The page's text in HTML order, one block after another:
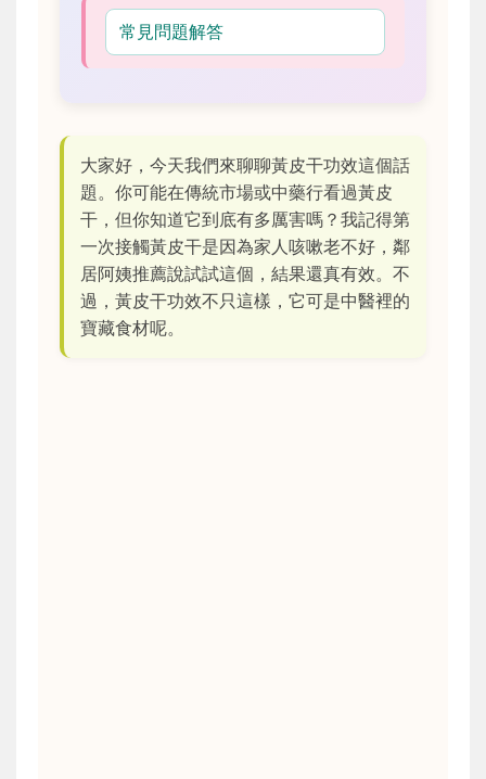
常見問題解答
大家好，今天我們來聊聊黃皮干功效這個話
題。你可能在傳統市場或中藥行看過黃皮
干，但你知道它到底有多厲害嗎？我記得第
一次接觸黃皮干是因為家人咳嗽老不好，鄰
居阿姨推薦說試試這個，結果還真有效。不
過，黃皮干功效不只這樣，它可是中醫裡的
寶藏食材呢。